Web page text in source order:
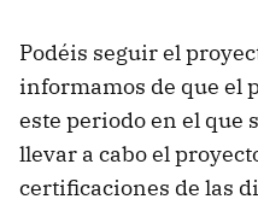
Podéis seguir el
informamos de que el
este periodo en el que
llevar a cabo el
certificaciones de las